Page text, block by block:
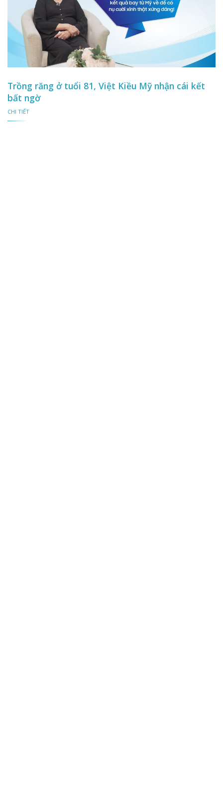
Trồng răng ở tuổi 81, Việt Kiều Mỹ nhận cái kết
bất ngờ
CHI TIẾT